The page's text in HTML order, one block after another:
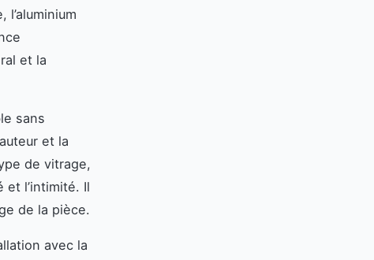
et la
sans
et la
de vitrage,
et l’intimité. Il
de la pièce.
avec la